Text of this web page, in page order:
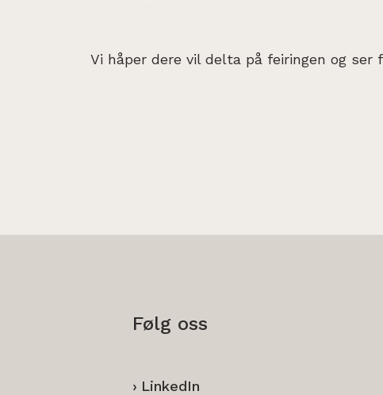
Vi håper dere vil delta på feiringen og
Følg oss
LinkedIn